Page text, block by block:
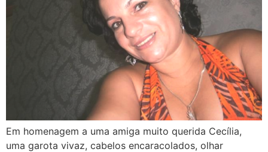
Em homenagem a uma amiga muito querida Cecília,
uma garota vivaz, cabelos encaracolados, olhar